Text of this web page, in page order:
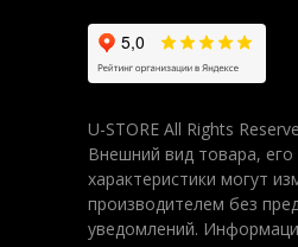
U-STORE All Rights
Внешний вид товара,
характеристики могут
производителем без
уведомлений.